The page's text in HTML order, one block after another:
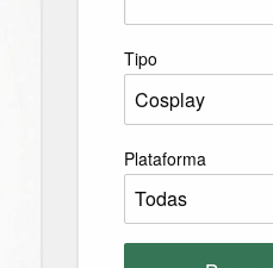
Tipo
Plataforma